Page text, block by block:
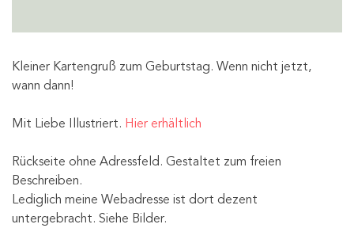
Kleiner Kartengruß zum Geburtstag. Wenn nicht jetzt,
wann dann!
Mit Liebe Illustriert. Hier erhältlich
Rückseite ohne Adressfeld. Gestaltet zum freien
Beschreiben.
Lediglich meine Webadresse ist dort dezent
untergebracht. Siehe Bilder.